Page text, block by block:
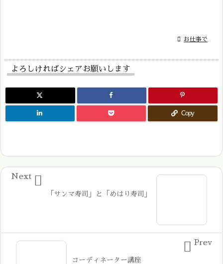
 お仕事で
よろしければシェアお願いします
Copy
「サンマ寿司」と「めはり寿司」

Next
コーディネーター講座
 Prev